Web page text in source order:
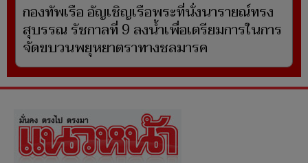
กองทัพเรือ อัญเชิญเรือพระที่นั่งนารายณ์ทรง
สุบรรณ รัชกาลที่ 9 ลงน้ำเพื่อเตรียมการในการ
จัดขบวนพยุหยาตราทางชลมารค